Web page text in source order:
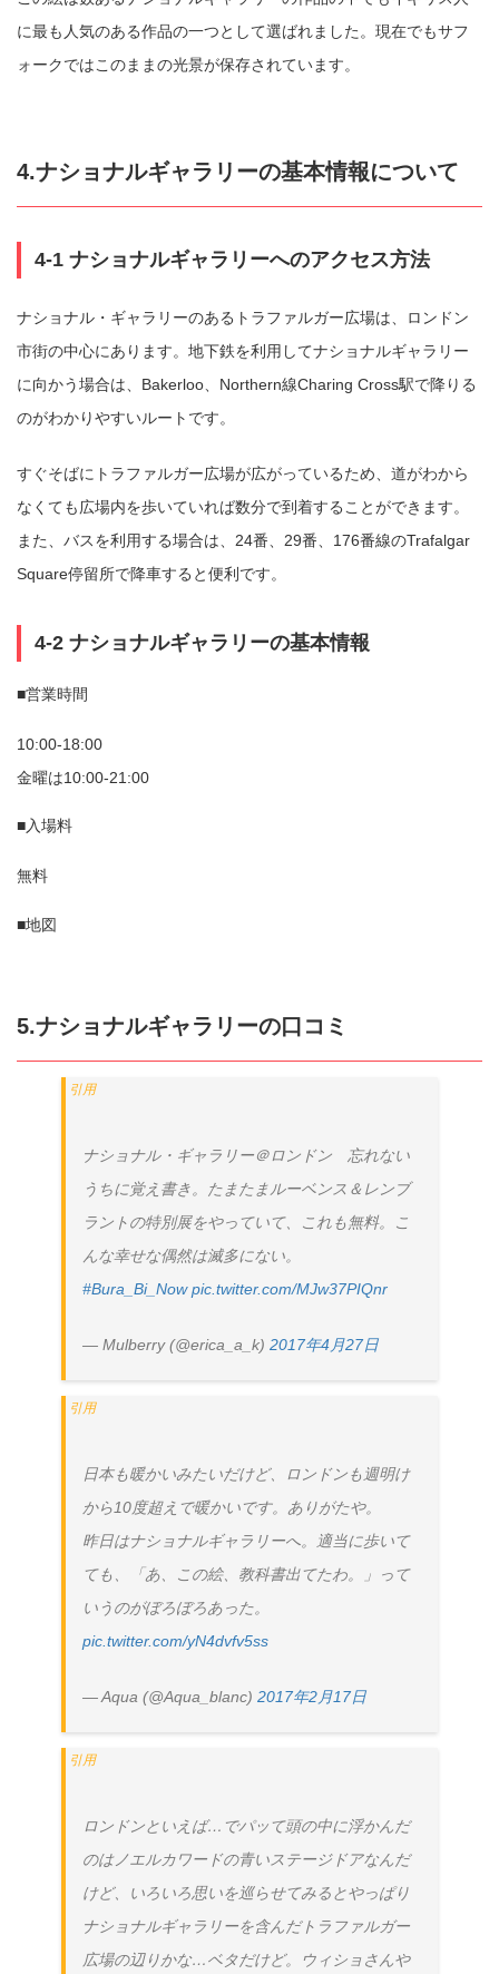
に最も人気のある作品の一つとして選ばれました。現在でもサフ
ォークではこのままの光景が保存されています。
4.ナショナルギャラリーの基本情報について
4-1 ナショナルギャラリーへのアクセス方法
ナショナル・ギャラリーのあるトラファルガー広場は、ロンドン
市街の中心にあります。地下鉄を利用してナショナルギャラリー
に向かう場合は、Bakerloo、Northern線Charing Cross駅で降りる
のがわかりやすいルートです。
すぐそばにトラファルガー広場が広がっているため、道がわから
なくても広場内を歩いていれば数分で到着することができます。
また、バスを利用する場合は、24番、29番、176番線のTrafalgar
Square停留所で降車すると便利です。
4-2 ナショナルギャラリーの基本情報
■営業時間
10:00-18:00
金曜は10:00-21:00
■入場料
無料
■地図
5.ナショナルギャラリーの口コミ
ナショナル・ギャラリー＠ロンドン 忘れない
うちに覚え書き。たまたまルーベンス＆レンブ
ラントの特別展をやっていて、これも無料。こ
んな幸せな偶然は滅多にない。
#Bura_Bi_Now pic.twitter.com/MJw37PIQnr
— Mulberry (@erica_a_k) 2017年4月27日
日本も暖かいみたいだけど、ロンドンも週明け
から10度超えで暖かいです。ありがたや。
昨日はナショナルギャラリーへ。適当に歩いて
ても、「あ、この絵、教科書出てたわ。」って
いうのがぼろぼろあった。
pic.twitter.com/yN4dvfv5ss
— Aqua (@Aqua_blanc) 2017年2月17日
ロンドンといえば…でパッて頭の中に浮かんだ
のはノエルカワードの青いステージドアなんだ
けど、いろいろ思いを巡らせてみるとやっぱり
ナショナルギャラリーを含んだトラファルガー
広場の辺りかな…ベタだけど。ウィショさんや